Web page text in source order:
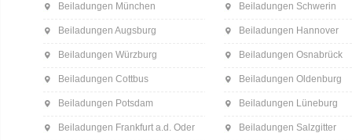
Beiladungen München
Beiladungen Augsburg
Beiladungen Würzburg
Beiladungen Cottbus
Beiladungen Potsdam
Beiladungen Frankfurt a.d. Oder
Beiladungen Schwerin
Beiladungen Hannover
Beiladungen Osnabrück
Beiladungen Oldenburg
Beiladungen Lüneburg
Beiladungen Salzgitter